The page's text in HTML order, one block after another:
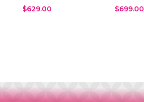
$629.00 $699.00